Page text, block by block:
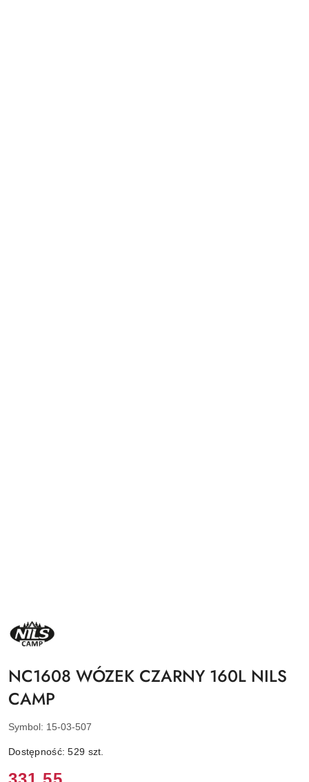
NAZWA
PRODUCENTA:
NILS
NC1608 WÓZEK CZARNY 160L NILS
CAMP
Symbol: 15-03-507
Dostępność:529 szt.